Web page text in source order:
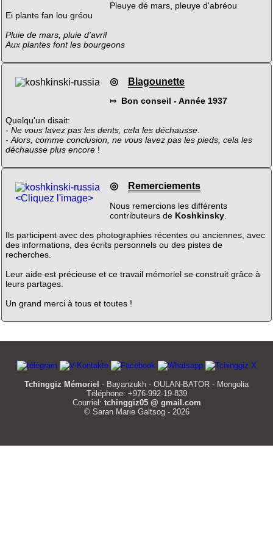
Pleuye dé mars, pleuye d'abréou
Ei plante fan lou gréou
Pluie de mars, pluie d'avril
Aux plantes font les bourgeons
◎ Blagounette
⤇ Bon conseil - Année 1937
Quelqu'un disait:
- Ne vous lavez pas les dents, cela les déchausse.
- Alors, comme conclusion, ne vous lavez pas les pieds, cela les
déchausse plus encore!
<Cliquez l'image>
◎ Remerciements
Nous remercions les différents
contributeurs de Koshkinsky.
Ils participent avec des photographies récentes ou anciennes, avec
des informations, des écrits personnels ou des pistes de
recherches.
Leur aide est précieuse et ce travail mémoriel se construit grâce à
leurs partages.
Un grand merci à tous et toutes !
Tchinggiz Mémoriel - Bayanzukh - OULAN-BATOR - Mongolia
Téléphone: +976-992-19-839
Courriel: tchinggiz05 @ gmail.com
© Saran Marie Galtsog - 2026